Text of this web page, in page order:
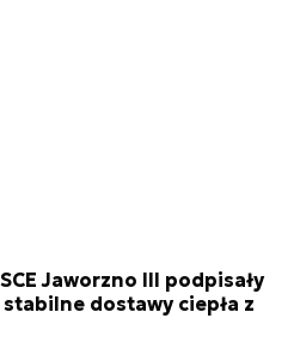
Jaworzno III podpisały
dostawy ciepła z